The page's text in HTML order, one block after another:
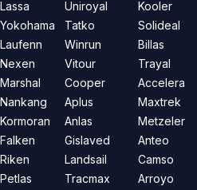
Lassa
Yokohama
Laufenn
Nexen
Marshal
Nankang
Kormoran
Falken
Riken
Petlas
Uniroyal
Tatko
Winrun
Vitour
Cooper
Aplus
Anlas
Gislaved
Landsail
Tracmax
Kooler
Solideal
Billas
Trayal
Accelera
Maxtrek
Metzeler
Anteo
Camso
Arroyo